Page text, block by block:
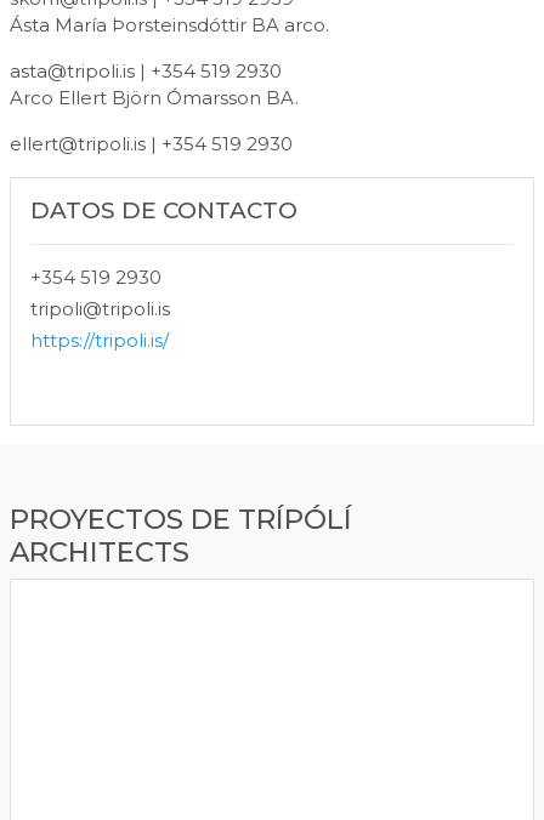
Ásta María Þorsteinsdóttir BA arco.
asta@tripoli.is | +354 519 2930
Arco Ellert Björn Ómarsson BA.
ellert@tripoli.is | +354 519 2930
DATOS DE CONTACTO
+354 519 2930
tripoli@tripoli.is
https://tripoli.is/
PROYECTOS DE TRÍPÓLÍ
ARCHITECTS